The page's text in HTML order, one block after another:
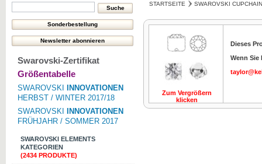
Swarovski-Zertifikat
Größentabelle
SWAROVSKI
INNOVATIONEN
HERBST / WINTER 2017/18
SWAROVSKI
INNOVATIONEN
FRÜHJAHR / SOMMER 2017
SWAROVSKI ELEMENTS
KATEGORIEN
(2434 PRODUKTE)
STARTSEITE SWAROVSKI
Zum Vergrößern
klicken
Dieses
Wenn Sie